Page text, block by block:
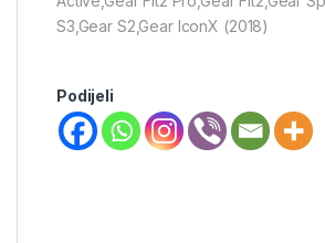
S3,Gear S2,Gear IconX (2018)
Podijeli